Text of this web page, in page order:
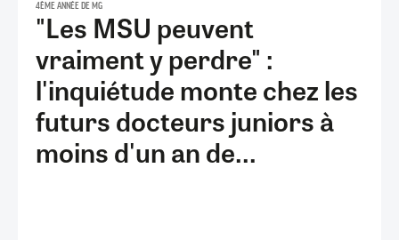
4ÈME ANNÉE DE MG
"Les MSU peuvent
vraiment y perdre" :
l'inquiétude monte chez les
futurs docteurs juniors à
moins d'un an de...